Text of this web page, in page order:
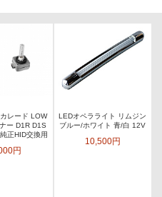
レード LOW
ー D1R D1S
正HID交換用
円
LEDオペラライト リムジン
ブルー/ホワイト 青/白 12V
10,500円